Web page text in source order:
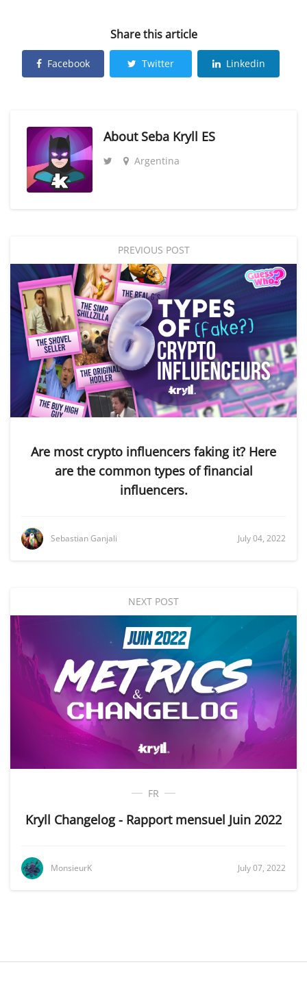
Share this article
Facebook Twitter Linkedin
About Seba Kryll ES
Argentina
PREVIOUS POST
Are most crypto influencers faking it? Here
are the common types of financial
influencers.
Sebastian Ganjali July 04, 2022
NEXT POST
FR
Kryll Changelog - Rapport mensuel Juin 2022
MonsieurK July 07, 2022